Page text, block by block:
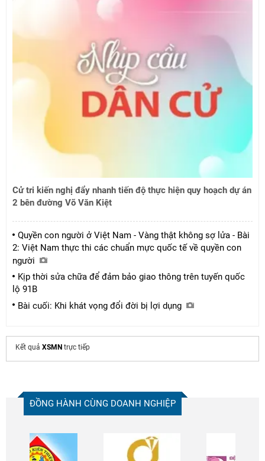
Cử tri kiến nghị đẩy nhanh tiến độ thực hiện quy hoạch dự án
2 bên đường Võ Văn Kiệt
Quyền con người ở Việt Nam - Vàng thật không sợ lửa - Bài
2: Việt Nam thực thi các chuẩn mực quốc tế về quyền con
người
Kịp thời sửa chữa để đảm bảo giao thông trên tuyến quốc
lộ 91B
Bài cuối: Khi khát vọng đổi đời bị lợi dụng
Kết quả XSMN trực tiếp
ĐỒNG HÀNH CÙNG DOANH NGHIỆP